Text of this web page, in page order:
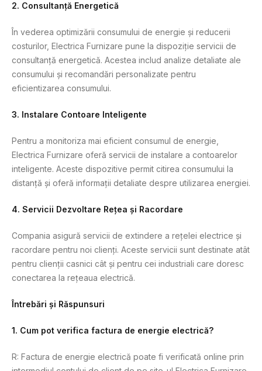
2. Consultanță Energetică
În vederea optimizării consumului de energie și reducerii
costurilor, Electrica Furnizare pune la dispoziție servicii de
consultanță energetică. Acestea includ analize detaliate ale
consumului și recomandări personalizate pentru
eficientizarea consumului.
3. Instalare Contoare Inteligente
Pentru a monitoriza mai eficient consumul de energie,
Electrica Furnizare oferă servicii de instalare a contoarelor
inteligente. Aceste dispozitive permit citirea consumului la
distanță și oferă informații detaliate despre utilizarea energiei.
4. Servicii Dezvoltare Rețea și Racordare
Compania asigură servicii de extindere a rețelei electrice și
racordare pentru noi clienți. Aceste servicii sunt destinate atât
pentru clienții casnici cât și pentru cei industriali care doresc
conectarea la rețeaua electrică.
Întrebări și Răspunsuri
1. Cum pot verifica factura de energie electrică?
R: Factura de energie electrică poate fi verificată online prin